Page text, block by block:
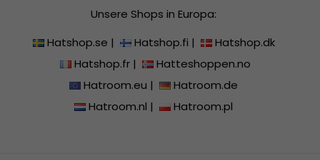
Unsere Shops in Europa:
Hatshop.se | Hatshop.fi |
Hatshop.dk
Hatshop.fr|
Hatteshoppen.no
Hatroom.eu |
Hatroom.de
Hatroom.nl | Hatroom.pl